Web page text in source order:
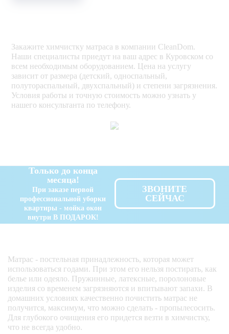
Закажите химчистку матраса в компании CleanDom.
Наши специалисты приедут на ваш адрес в Куровском со
всем необходимым оборудованием. Цена на услугу
зависит от размера (детский, односпальный,
полутораспальный, двухспальный) и степени загрязнения.
Условия работы и точную стоимость можно узнать у
нашего консультанта по телефону.
Только до конца
месяца!
При заказе первой
профессиональной уборки
квартиры - мойка окон
внутри В ПОДАРОК!
ЗВОНИТЕ
СЕЙЧАС
Матрас - постельная принадлежность, которая может
использоваться годами. При этом его нельзя постирать, как
белье или одеяло. Пружинные, латексные, поролоновые
изделия со временем загрязняются и впитывают запахи. В
домашних условиях качественно почистить матрас не
получится, максимум, что можно сделать - пропылесосить.
Для глубокого очищения его придется везти в химчистку,
что не всегда удобно.